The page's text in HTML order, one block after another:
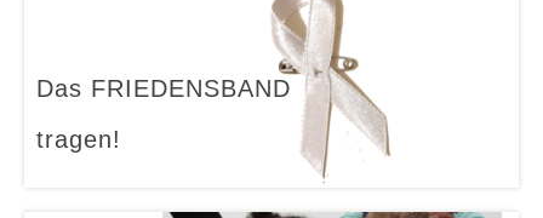
Das FRIEDENSBAND
tragen!